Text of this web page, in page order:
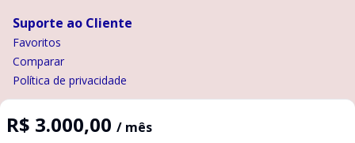
R$ 3.000,00 / mês
Suporte ao Cliente
Favoritos
Comparar
Política de privacidade